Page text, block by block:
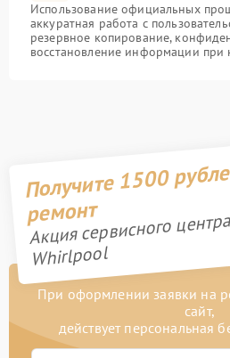
Использование официальных
аккуратная работа с
резервное копирование,
восстановление информации при
Получите 1500
ремонт
Акция сервисного центра
Whirlpool
При оформлении заявки на
сайт,
действует персональная